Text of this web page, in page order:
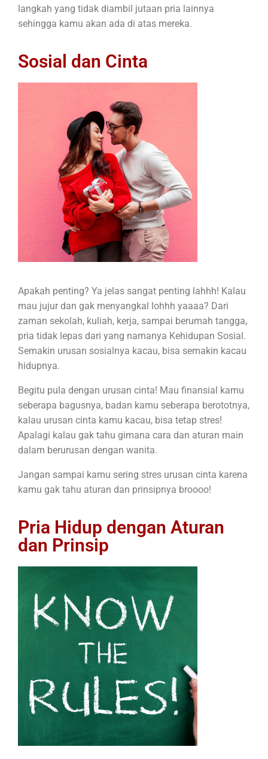
langkah yang tidak diambil jutaan pria lainnya
sehingga kamu akan ada di atas mereka.
Sosial dan Cinta
Apakah penting? Ya jelas sangat penting lahhh! Kalau
mau jujur dan gak menyangkal lohhh yaaaa? Dari
zaman sekolah, kuliah, kerja, sampai berumah tangga,
pria tidak lepas dari yang namanya Kehidupan Sosial.
Semakin urusan sosialnya kacau, bisa semakin kacau
hidupnya.
Begitu pula dengan urusan cinta! Mau finansial kamu
seberapa bagusnya, badan kamu seberapa berototnya,
kalau urusan cinta kamu kacau, bisa tetap stres!
Apalagi kalau gak tahu gimana cara dan aturan main
dalam berurusan dengan wanita.
Jangan sampai kamu sering stres urusan cinta karena
kamu gak tahu aturan dan prinsipnya broooo!
Pria Hidup dengan Aturan
dan Prinsip